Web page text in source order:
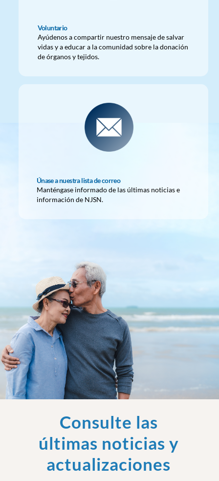
Voluntario
Ayúdenos a compartir nuestro mensaje de salvar
vidas y a educar a la comunidad sobre la donación
de órganos y tejidos.
Únase a nuestra lista de correo
Manténgase informado de las últimas noticias e
información de NJSN.
Consulte las
últimas noticias y
actualizaciones